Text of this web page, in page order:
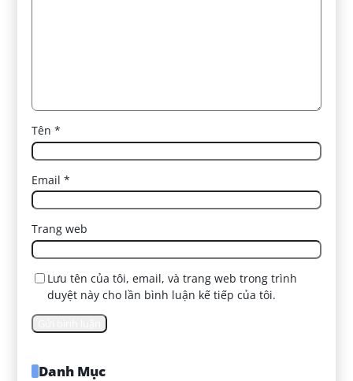
Tên*
Email*
Trang web
Lưu tên của tôi, email, và trang web trong trình
duyệt này cho lần bình luận kế tiếp của tôi.
Danh Mục